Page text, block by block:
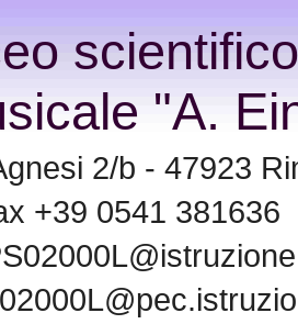
"A.
2/b - 47923
+39 0541 381636